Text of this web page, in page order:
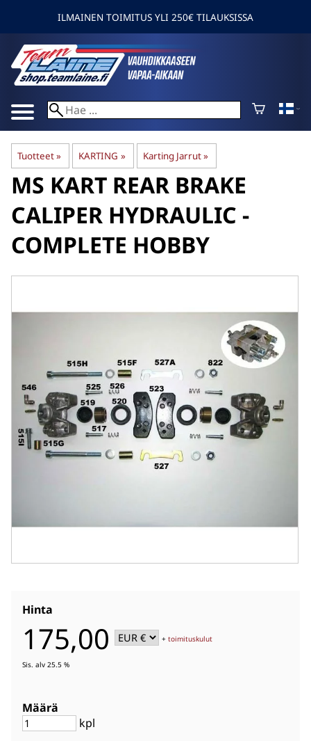
ILMAINEN TOIMITUS YLI 250€ TILAUKSISSA
Tuotteet‪» KARTING ‪» Karting Jarrut‪»
MS KART REAR BRAKE
CALIPER HYDRAULIC -
COMPLETE HOBBY
Hinta
175,00 +toimituskulut
Sis. alv 25.5 %
Määrä
kpl